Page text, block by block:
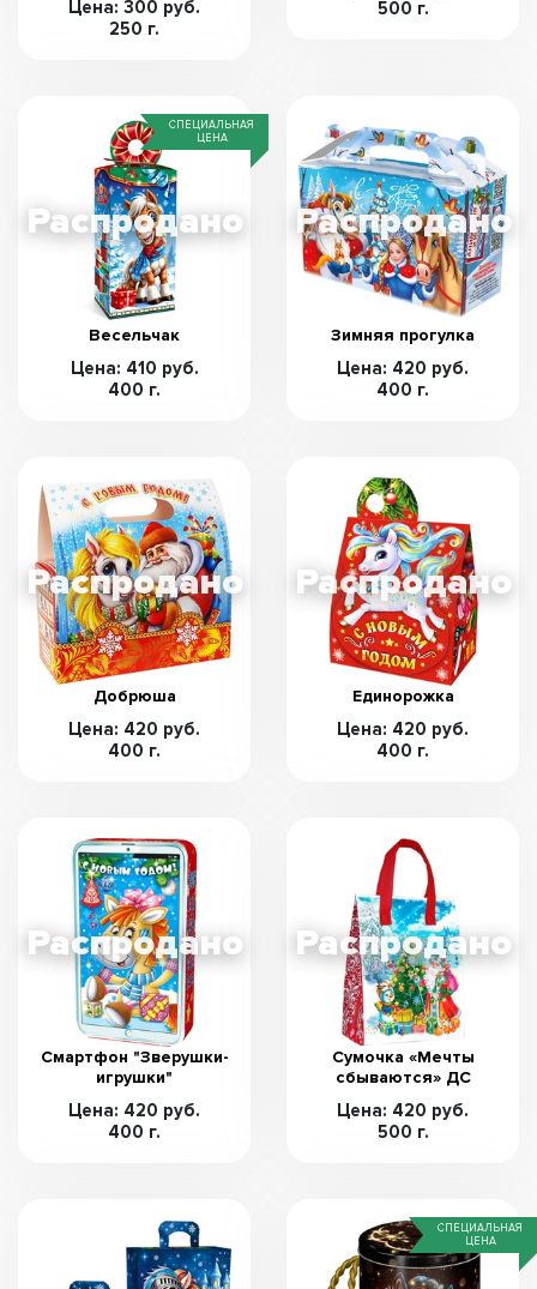
Цена: 300 руб.
250 г.
500 г.
СПЕЦИАЛЬНАЯ
ЦЕНА
Весельчак
Цена: 410 руб.
400 г.
Зимняя прогулка
Цена: 420 руб.
400 г.
Добрюша
Цена: 420 руб.
400 г.
Единорожка
Цена: 420 руб.
400 г.
Смартфон "Зверушки-
игрушки"
Цена: 420 руб.
400 г.
Сумочка «Мечты
сбываются» ДС
Цена: 420 руб.
500 г.
СПЕЦИАЛЬНАЯ
ЦЕНА